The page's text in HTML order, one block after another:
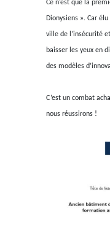
Ce n’est que la
Dionysiens ». Car
ville de l’insécurité
baisser les yeux en
des modèles
C’est un combat
nous réussirons !